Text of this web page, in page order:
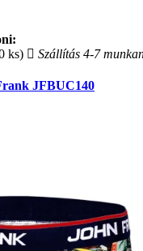
ks)
Szállítás 4-7
JFBUC140